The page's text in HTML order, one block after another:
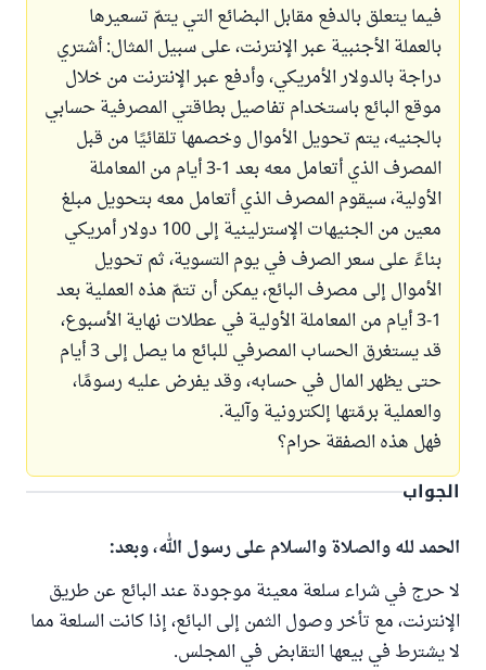
فيما يتعلق بالدفع مقابل البضائع التي يتمّ تسعيرها
بالعملة الأجنبية عبر الإنترنت، على سبيل المثال: أشتري
دراجة بالدولار الأمريكي، وأدفع عبر الإنترنت من خلال
موقع البائع باستخدام تفاصيل بطاقتي المصرفية حسابي
بالجنيه، يتم تحويل الأموال وخصمها تلقائيًا من قبل
المصرف الذي أتعامل معه بعد 1-3 أيام من المعاملة
الأولية، سيقوم المصرف الذي أتعامل معه بتحويل مبلغ
معين من الجنيهات الإسترلينية إلى 100 دولار أمريكي
بناءً على سعر الصرف في يوم التسوية، ثم تحويل
الأموال إلى مصرف البائع، يمكن أن تتمّ هذه العملية بعد
1-3 أيام من المعاملة الأولية في عطلات نهاية الأسبوع،
قد يستغرق الحساب المصرفي للبائع ما يصل إلى 3 أيام
حتى يظهر المال في حسابه، وقد يفرض عليه رسومًا،
والعملية برمّتها إلكترونية وآلية.
فهل هذه الصفقة حرام؟
الجواب
الحمد لله والصلاة والسلام على رسول الله، وبعد:
لا حرج في شراء سلعة معينة موجودة عند البائع عن طريق
الإنترنت، مع تأخر وصول الثمن إلى البائع، إذا كانت السلعة مما
لا يشترط في بيعها التقابض في المجلس.